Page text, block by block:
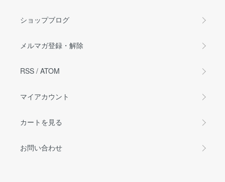
ショップブログ
メルマガ登録・解除
RSS / ATOM
マイアカウント
カートを見る
お問い合わせ